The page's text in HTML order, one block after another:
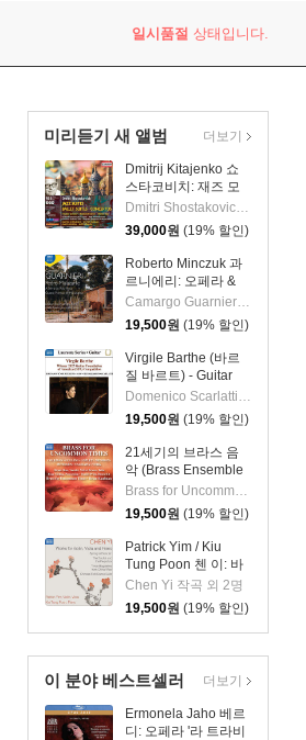
일시품절 상태입니다.
미리듣기 새 앨범
Dmitrij Kitajenko 쇼
스타코비치: 재즈 모
음곡, 발레 모음곡, 협
주곡들
(Shostakovich: Jazz
Suite; Ballet Suites;
Concertos)
Dmitri Shostakovich 작곡 외 6명
39,000원 (19% 할인)
Roberto Minczuk 과
르니에리: 오페라 &
관현악 작품집
(Guarnieri: Pedro
Malazarte)
Camargo Guarnieri 작곡 외 2명
19,500원 (19% 할인)
Virgile Barthe (바르
질 바르트) - Guitar
Recital (기타 리사이
틀)
Domenico Scarlatti 작곡 외 5명
19,500원 (19% 할인)
21세기의 브라스 음
악 (Brass Ensemble
Music - 21st Century)Brass for Uncommon Times 실내악
19,500원 (19% 할인)
Patrick Yim / Kiu
Tung Poon 첸 이: 바
이올린, 비올라, 피아
노 작품집 (Chen Yi:
Works For Violin,
Viola And Piano)
Chen Yi 작곡 외 2명
19,500원 (19% 할인)
더보기
이 분야 베스트셀러
Ermonela Jaho 베르
디: 오페라 '라 트라비
더보기